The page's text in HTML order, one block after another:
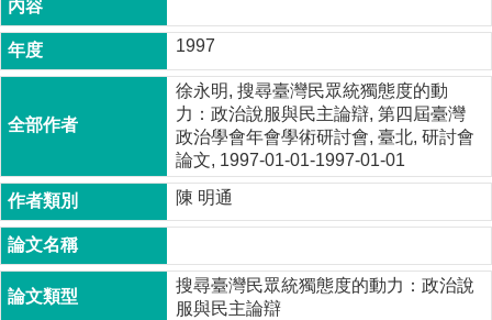
公
告
本
簡
本
所
成
員
博
1997
徐永明, 搜尋臺灣民眾統獨態度的動
力：政治說服與民主論辯, 第四屆臺灣
政治學會年會學術研討會, 臺北, 研討會
論文, 1997-01-01-1997-01-01
陳 明通
搜尋臺灣民眾統獨態度的動力：政治說
服與民主論辯